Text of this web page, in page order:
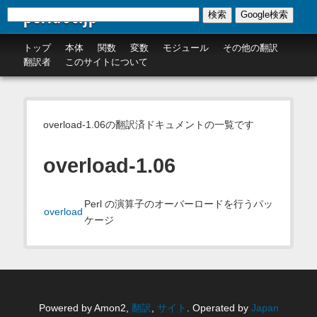
perldoc.jp
トップ 本体 関数 変数 モジュール
その他の翻訳
翻訳者
このサイトについて
検索 Google検索
overload-1.06の翻訳済ドキュメントの一覧です
overload-1.06
overload
Perl の演算子のオーバーロードを行うパッ
ケージ
Powered by Amon2, 翻訳 サイト . Operated by Japan